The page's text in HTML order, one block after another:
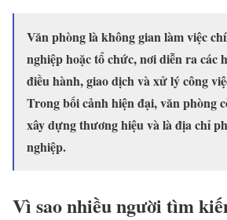
Văn phòng là không gian làm việc
nghiệp hoặc tổ chức, nơi diễn ra các
điều hành, giao dịch và xử lý công
Trong bối cảnh hiện đại, văn phòng
xây dựng thương hiệu và là địa chỉ
nghiệp.
Vì sao nhiều người tìm